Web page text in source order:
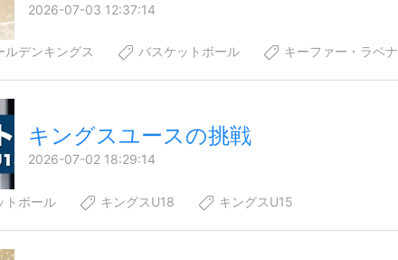
2026-07-03 12:37:14
ルデンキングス バスケットボール キーファー・ラベナ
キングスユースの挑戦
2026-07-02 18:29:14
トボール キングスU18 キングスU15